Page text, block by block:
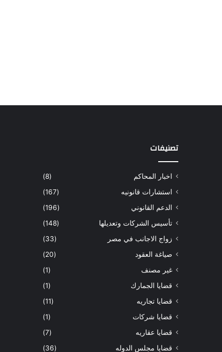
تصنيفات
اخبار المحاكم
(8)
استشارات قانونيه
(167)
الدعم القانوني
(196)
تأسيس الشركات وتعديلها
(148)
زواج الاجانب في مصر
(33)
صياغة العقود
(20)
غير مصنف
(1)
قضايا الجمارك
(1)
قضايا تجاريه
(11)
قضايا شركات
(1)
قضايا عقاريه
(7)
قضايا مجلس الدوله
(36)